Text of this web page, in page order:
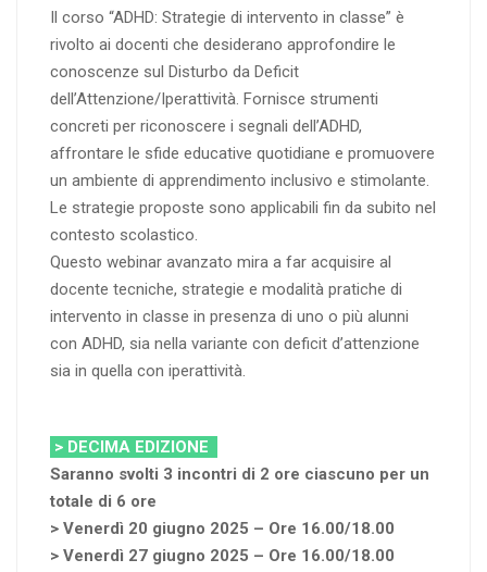
Il corso “ADHD: Strategie di intervento in classe” è
rivolto ai docenti che desiderano approfondire le
conoscenze sul Disturbo da Deficit
dell’Attenzione/Iperattività. Fornisce strumenti
concreti per riconoscere i segnali dell’ADHD,
affrontare le sfide educative quotidiane e promuovere
un ambiente di apprendimento inclusivo e stimolante.
Le strategie proposte sono applicabili fin da subito nel
contesto scolastico.
Questo webinar avanzato mira a far acquisire al
docente tecniche, strategie e modalità pratiche di
intervento in classe in presenza di uno o più alunni
con ADHD, sia nella variante con deficit d’attenzione
sia in quella con iperattività.
> DECIMA EDIZIONE
Saranno svolti 3 incontri di 2 ore ciascuno per un
totale di 6 ore
> Venerdì 20 giugno 2025 – Ore 16.00/18.00
> Venerdì 27 giugno 2025 – Ore 16.00/18.00